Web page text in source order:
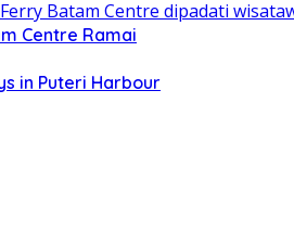
Centre Ramai
in Puteri Harbour